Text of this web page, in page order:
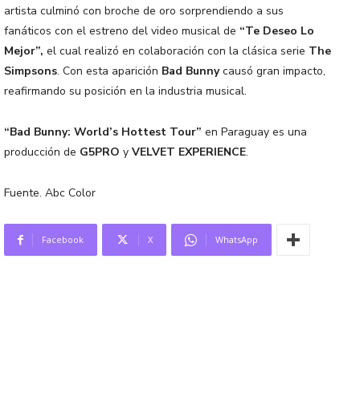
artista culminó con broche de oro sorprendiendo a sus
fanáticos con el estreno del video musical de “Te Deseo Lo
Mejor”, el cual realizó en colaboración con la clásica serie The
Simpsons. Con esta aparición Bad Bunnycausó gran impacto,
reafirmando su posición en la industria musical.
“Bad Bunny: World’s Hottest Tour” en Paraguay es una
producción de G5PRO y VELVET EXPERIENCE.
Fuente. Abc Color
Facebook X WhatsApp